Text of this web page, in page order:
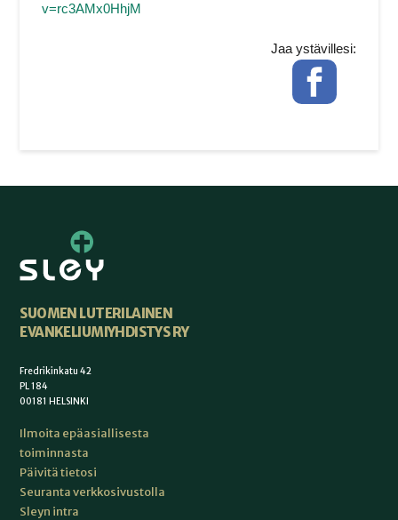
v=rc3AMx0HhjM
Jaa ystävillesi:
Facebook
SUOMEN LUTERILAINEN
EVANKELIUMIYHDISTYS RY
Fredrikinkatu 42
PL 184
00181 HELSINKI
Ilmoita epäasiallisesta
toiminnasta
Päivitä tietosi
Seuranta verkkosivustolla
Sleyn intra